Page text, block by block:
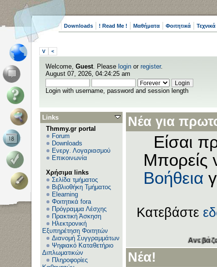
Downloads ! Read Me ! Μαθήματα Φοιτητικά
V <
Welcome, Guest. Please login or register.
August 07, 2026, 04:24:25 am
Login with username, password and session length
Links
Thmmy.gr portal
Forum
Downloads
Ενεργ. Λογαριασμού
Επικοινωνία
Χρήσιμα links
Σελίδα τμήματος
Βιβλιοθήκη Τμήματος
Elearning
Φοιτητικά fora
Πρόγραμμα Λέσχης
Πρακτική Άσκηση
Ηλεκτρονική
Εξυπηρέτηση Φοιτητών
Διανομή Συγγραμμάτων
Ψηφιακό Καταθετήριο
Διπλωματικών
Πληροφορίες
Νέα για
Είσαι
Μπορείς
Βοήθεια
Κατεβάστε
Ανεβάζετε τα
Νέα!